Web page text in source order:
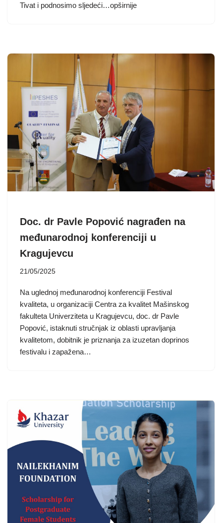
Tivat i podnosimo sljedeći…opširnije
Doc. dr Pavle Popović nagrađen na
međunarodnoj konferenciji u
Kragujevcu
21/05/2025
Na uglednoj međunarodnoj konferenciji Festival
kvaliteta, u organizaciji Centra za kvalitet Mašinskog
fakulteta Univerziteta u Kragujevcu, doc. dr Pavle
Popović, istaknuti stručnjak iz oblasti upravljanja
kvalitetom, dobitnik je priznanja za izuzetan doprinos
festivalu i zapažena…